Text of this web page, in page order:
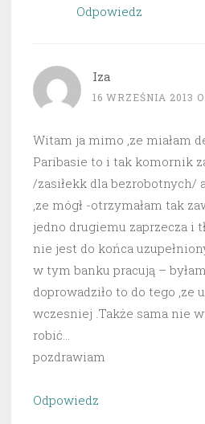
Odpowiedz
Iza
16 WRZEŚNIA 2013 O
Witam ja mimo ,ze miałam
Paribasie to i tak komornik
/zasiłekk dla bezrobotnych/
,ze mógł -otrzymałam tak
jedno drugiemu zaprzecza i
nie jest do końca
w tym banku pracują –
doprowadziło to do tego ,ze
wczesniej .Także sama nie
robić…
pozdrawiam
Odpowiedz